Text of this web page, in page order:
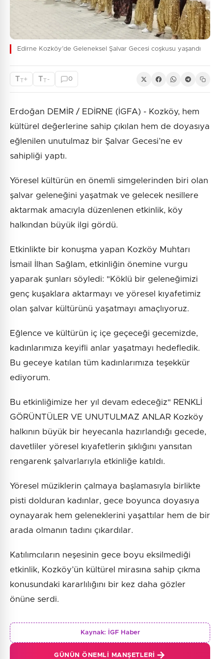
Edirne Kozköy’de Geleneksel Şalvar Gecesi coşkusu yaşandı
TT+ TT - 0
Erdoğan DEMİR / EDİRNE (İGFA) - Kozköy, hem
kültürel değerlerine sahip çıkılan hem de doyasıya
eğlenilen unutulmaz bir Şalvar Gecesi’ne ev
sahipliği yaptı.
Yöresel kültürün en önemli simgelerinden biri olan
şalvar geleneğini yaşatmak ve gelecek nesillere
aktarmak amacıyla düzenlenen etkinlik, köy
halkından büyük ilgi gördü.
Etkinlikte bir konuşma yapan Kozköy Muhtarı
İsmail İlhan Sağlam, etkinliğin önemine vurgu
yaparak şunları söyledi: "Köklü bir geleneğimizi
genç kuşaklara aktarmayı ve yöresel kıyafetimiz
olan şalvar kültürünü yaşatmayı amaçlıyoruz.
Eğlence ve kültürün iç içe geçeceği gecemizde,
kadınlarımıza keyifli anlar yaşatmayı hedefledik.
Bu geceye katılan tüm kadınlarımıza teşekkür
ediyorum.
Bu etkinliğimize her yıl devam edeceğiz" RENKLİ
GÖRÜNTÜLER VE UNUTULMAZ ANLAR Kozköy
halkının büyük bir heyecanla hazırlandığı gecede,
davetliler yöresel kıyafetlerin şıklığını yansıtan
rengarenk şalvarlarıyla etkinliğe katıldı.
Yöresel müziklerin çalmaya başlamasıyla birlikte
pisti dolduran kadınlar, gece boyunca doyasıya
oynayarak hem geleneklerini yaşattılar hem de bir
arada olmanın tadını çıkardılar.
Katılımcıların neşesinin gece boyu eksilmediği
etkinlik, Kozköy’ün kültürel mirasına sahip çıkma
konusundaki kararlılığını bir kez daha gözler
önüne serdi.
Kaynak: İGF Haber
GÜNÜN ÖNEMLI MANŞETLERI